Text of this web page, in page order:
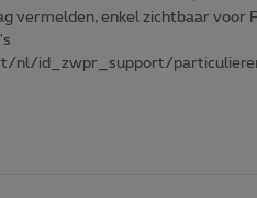
vermelden, enkel zichtbaar voor
nl/id_zwpr_support/